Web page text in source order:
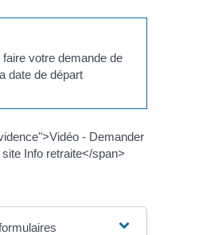
votre demande de
date de départ
- Demander
Info retraite</span>